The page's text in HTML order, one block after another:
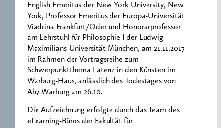
English Emeritus der New York University, New
York, Professor Emeritus der Europa-Universität
Viadrina Frankfurt/Oder und Honorarprofessor
am Lehrstuhl für Philosophie I der Ludwig-
Maximilians-Universität München, am 21.11.2017
im Rahmen der Vortragsreihe zum
Schwerpunktthema Latenz in den Künsten im
Warburg-Haus, anlässlich des Todestages von
Aby Warburg am 26.10.
Die Aufzeichnung erfolgte durch das Team des
eLearning-Büros der Fakultät für